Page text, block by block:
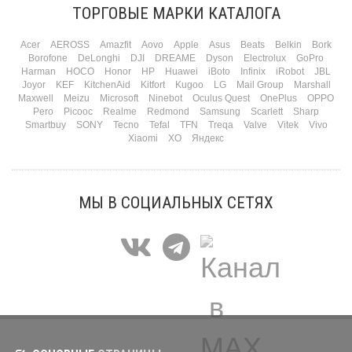
ТОРГОВЫЕ МАРКИ КАТАЛОГА
Acer AEROSS Amazfit Aovo Apple Asus Beats Belkin
Bork
Borofone
DeLonghi DJI DREAME Dyson Electrolux
GoPro
Harman
HOCO Honor HP Huawei iBoto Infinix iRobot
JBL
Joyor
KEF KitchenAid Kitfort Kugoo LG Mail Group
Marshall
Maxwell
Meizu Microsoft Ninebot Oculus Quest OnePlus
OPPO
Pero
Picooc Realme Redmond Samsung Scarlett
Sharp
Smartbuy
SONY Tecno Tefal TFN Treqa Valve Vitek
Vivo
Xiaomi
XO Яндекс
МЫ В СОЦИАЛЬНЫХ СЕТЯХ